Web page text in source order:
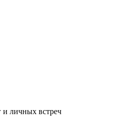
и личных встреч